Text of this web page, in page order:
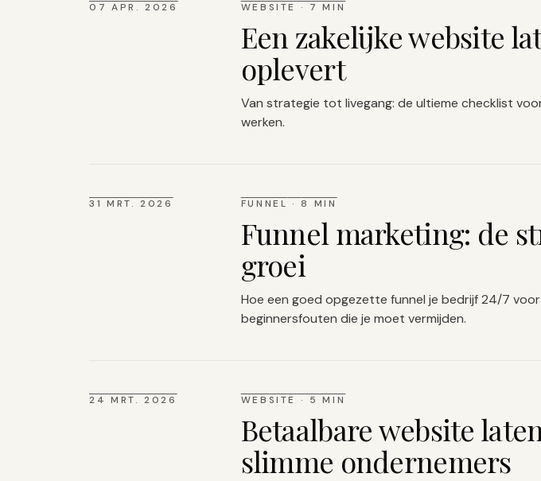
07 APR. 2026 WEBSITE · 7 MIN
Een zakelijke website
oplevert
Van strategie tot livegang: de ultieme checklist
werken.
31 MRT. 2026 FUNNEL ·8 MIN
Funnel marketing: de
groei
Hoe een goed opgezette funnel je bedrijf 24/7
beginnersfouten die je moet vermijden.
24 MRT. 2026 WEBSITE · 5 MIN
Betaalbare website
slimme ondernemers